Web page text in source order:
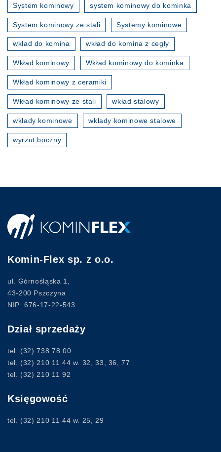
System kominowy system kominowy do kominka
System kominowy ze stali Systemy kominowe
wkład do komina wkład do komina z cegły
Wkład kominowy Wkład kominowy do kominka
Wkład kominowy z ceramiki
Wkład kominowy ze stali wkład stalowy
wkłady kominowe wkłady kominowe stalowe
wyrzut boczny
Komin-Flex sp. z o.o.
ul. Górnośląska 1,
43-200 Pszczyna
NIP: 676-17-22-543
Dział sprzedaży
tel. (32) 738 78 00
tel. (32) 210 11 44 w. 32, 33, 36, 77
tel. (32) 210 11 92
Księgowość
tel. (32) 210 11 44 w. 25, 29